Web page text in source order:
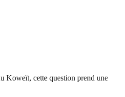
Koweït, cette question prend une